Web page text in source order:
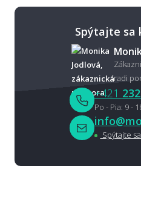
Spýtajte sa
radi
+421
Po - Pia: 9 -
Spýtajte